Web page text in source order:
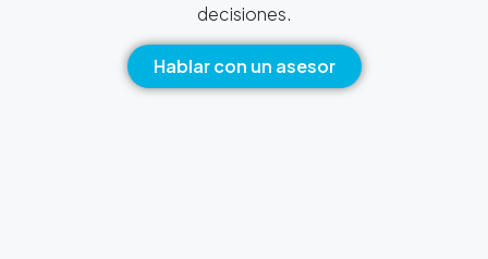
decisiones.
Hablar con un asesor